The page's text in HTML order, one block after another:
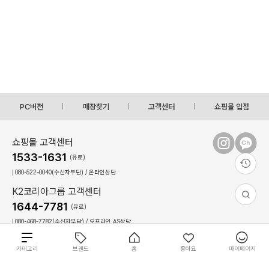
PC버전 매장찾기 고객센터 쇼핑몰 입점
쇼핑몰 고객센터
1533-1631 (유료)
080-522-0040(수신자부담) / 온라인상담
K2코리아그룹 고객센터
1644-7781 (유료)
080-468-7782(수신자부담) / 오프라인,AS상담
상담시간 : 09:00 ~ 17:30(토,일, 공휴일 휴무)
점심시간 : 12:30 ~ 13:30(상담불가)
카테고리 브랜드 홈 좋아요 마이페이지